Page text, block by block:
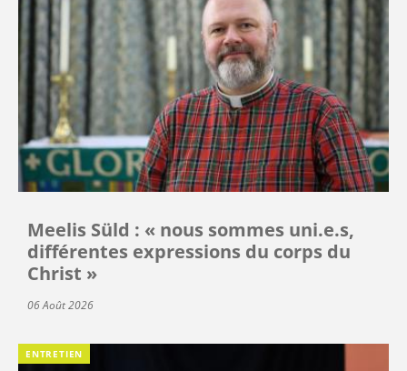
Meelis Süld : « nous sommes uni.e.s,
différentes expressions du corps du
Christ »
06 Août 2026
ENTRETIEN